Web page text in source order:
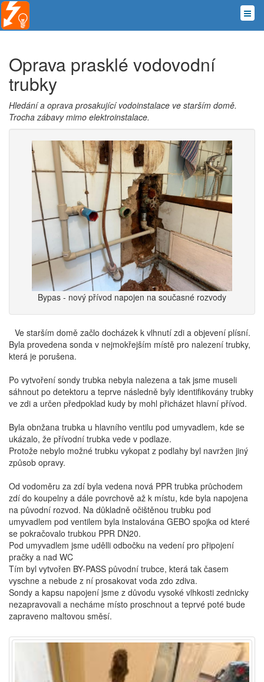
Oprava prasklé vodovodní
trubky
Hledání a oprava prosakující vodoinstalace ve starším domě.
Trocha zábavy mimo elektroinstalace.
Bypas - nový přívod napojen na současné rozvody
Ve starším domě začlo docházek k vlhnutí zdi a objevení plísní.
Byla provedena sonda v nejmokřejším místě pro nalezení trubky,
která je porušena.
Po vytvoření sondy trubka nebyla nalezena a tak jsme museli
sáhnout po detektoru a teprve následně byly identifikovány trubky
ve zdi a určen předpoklad kudy by mohl přicházet hlavní přívod.
Byla obnžana trubka u hlavního ventilu pod umyvadlem, kde se
ukázalo, že přívodní trubka vede v podlaze.
Protože nebylo možné trubku vykopat z podlahy byl navržen jiný
způsob opravy.
Od vodoměru za zdí byla vedena nová PPR trubka průchodem
zdí do koupelny a dále povrchově až k místu, kde byla napojena
na původní rozvod. Na důkladně očištěnou trubku pod
umyvadlem pod ventilem byla instalována GEBO spojka od které
se pokračovalo trubkou PPR DN20.
Pod umyvadlem jsme udělli odbočku na vedení pro připojení
pračky a nad WC
Tím byl vytvořen BY-PASS původní trubce, která tak časem
vyschne a nebude z ní prosakovat voda zdo zdiva.
Sondy a kapsu napojení jsme z důvodu vysoké vlhkosti zednicky
nezapravovali a necháme místo proschnout a teprvé poté bude
zapraveno maltovou směsí.